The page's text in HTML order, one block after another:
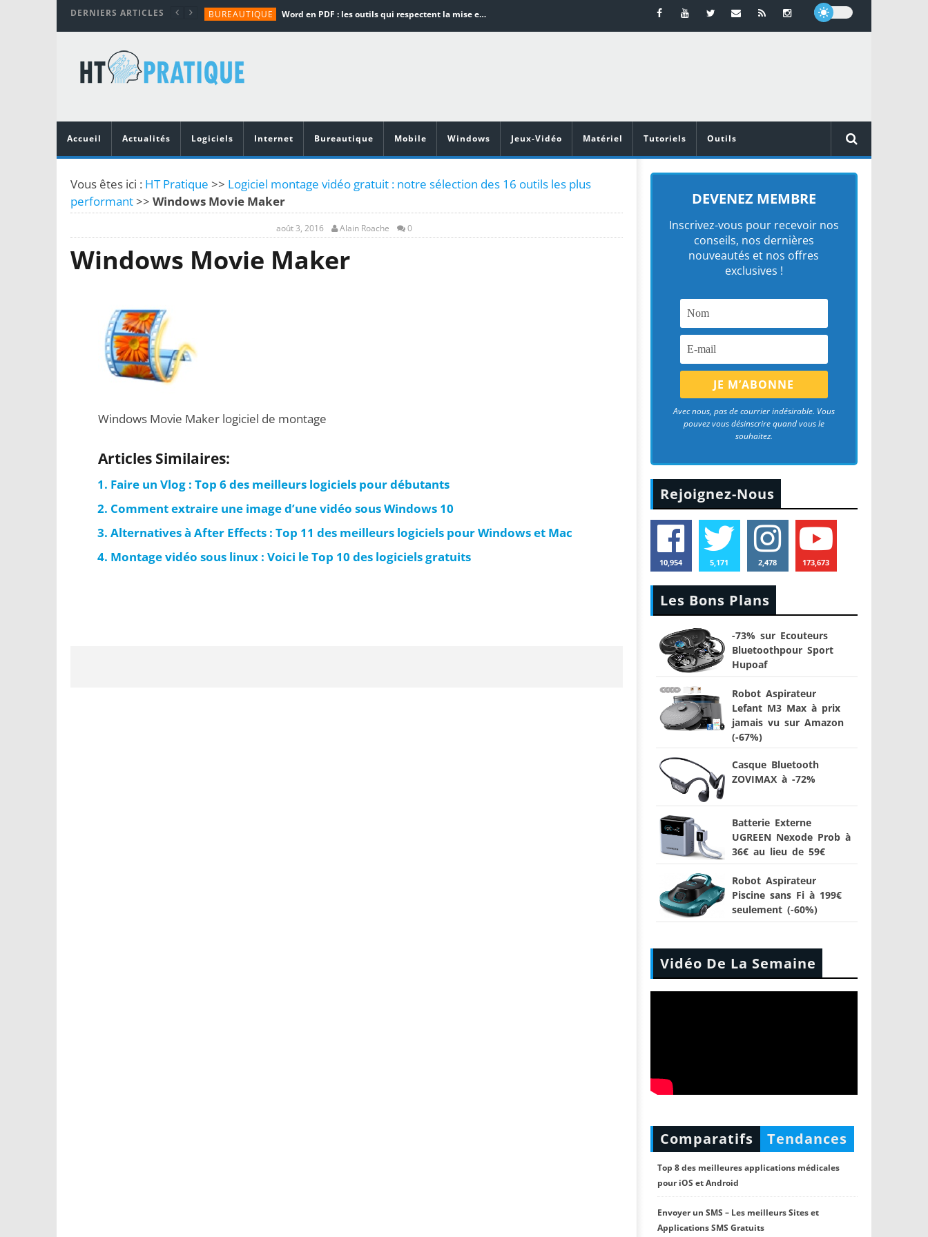
DERNIERS ARTICLES BUREAUTIQUE Word en PDF : les outils qui respectent la mise en page
TUTORIALS
MATÉRIEL
Vidéoprojecteurs Asus : Top 6 des meilleurs modèles de la marque
Accueil
Actualités Logiciels Internet Bureautique Mobile Windows Jeux-Vidéo Matériel Tutoriels Outils
Vous êtes ici : HT Pratique >> Logiciel montage vidéo gratuit : notre sélection des 16 outils les plus
performant>> Windows Movie Maker
août 3, 2016 Alain Roache 0
Windows Movie Maker
Windows Movie Maker logiciel de montage
Articles Similaires:
Faire un Vlog : Top 6 des meilleurs logiciels pour débutants
Comment extraire une image d’une vidéo sous Windows 10
Alternatives à After Effects : Top 11 des meilleurs logiciels pour Windows et Mac
Montage vidéo sous linux : Voici le Top 10 des logiciels gratuits
DEVENEZ MEMBRE
Inscrivez-vous pour recevoir nos
conseils, nos dernières
nouveautés et nos offres
exclusives !
Avec nous, pas de courrier indésirable. Vous
pouvez vous désinscrire quand vous le
souhaitez.
Rejoignez-Nous
10,954 5,171 2,478 173,673
Les Bons Plans
-73% sur Ecouteurs
Bluetoothpour Sport
Hupoaf
Robot Aspirateur
Lefant M3 Max à prix
jamais vu sur Amazon
(-67%)
Casque Bluetooth
ZOVIMAX à -72%
Batterie Externe
UGREEN Nexode Prob à
36€ au lieu de 59€
Robot Aspirateur
Piscine sans Fi à 199€
seulement (-60%)
Vidéo De La Semaine
Comparatifs Tendances
Top 8 des meilleures applications médicales
pour iOS et Android
Envoyer un SMS – Les meilleurs Sites et
Applications SMS Gratuits